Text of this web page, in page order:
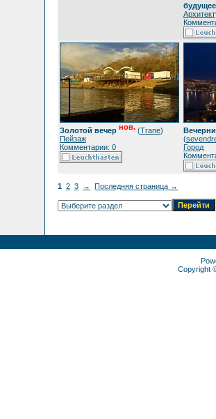
будущее
Золотой вечер нов. (Trane)
Пейзаж
Комментарии: 0
(
Город
1 2 3 → Последняя страница →
Copyright